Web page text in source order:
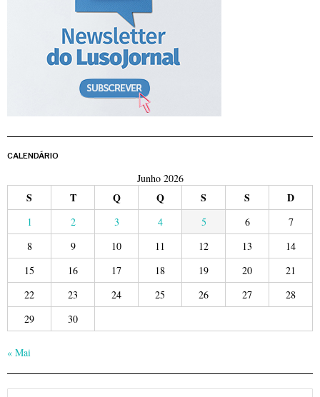
CALENDÁRIO
Junho 2026
S T Q Q S S D
1 2 3 4 5 6
7
8
9 10 11 12 13
14
15
16 17 18 19 20
21
22
23 24 25 26 27
28
29
30
« Mai